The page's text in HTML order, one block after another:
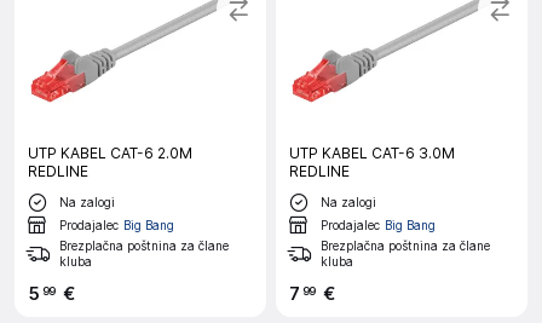
UTP KABEL CAT-6 2.0M
REDLINE
Na zalogi
Prodajalec Big Bang
Brezplačna poštnina za člane
kluba
5 99 €
UTP KABEL CAT-6 3.0M
REDLINE
Na zalogi
Prodajalec Big Bang
Brezplačna poštnina za člane
kluba
7 99 €